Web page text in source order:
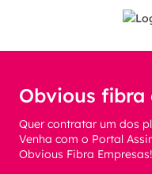
Obvious fibra
Quer contratar um dos
Venha com o Portal
Obvious Fibra Empresas!